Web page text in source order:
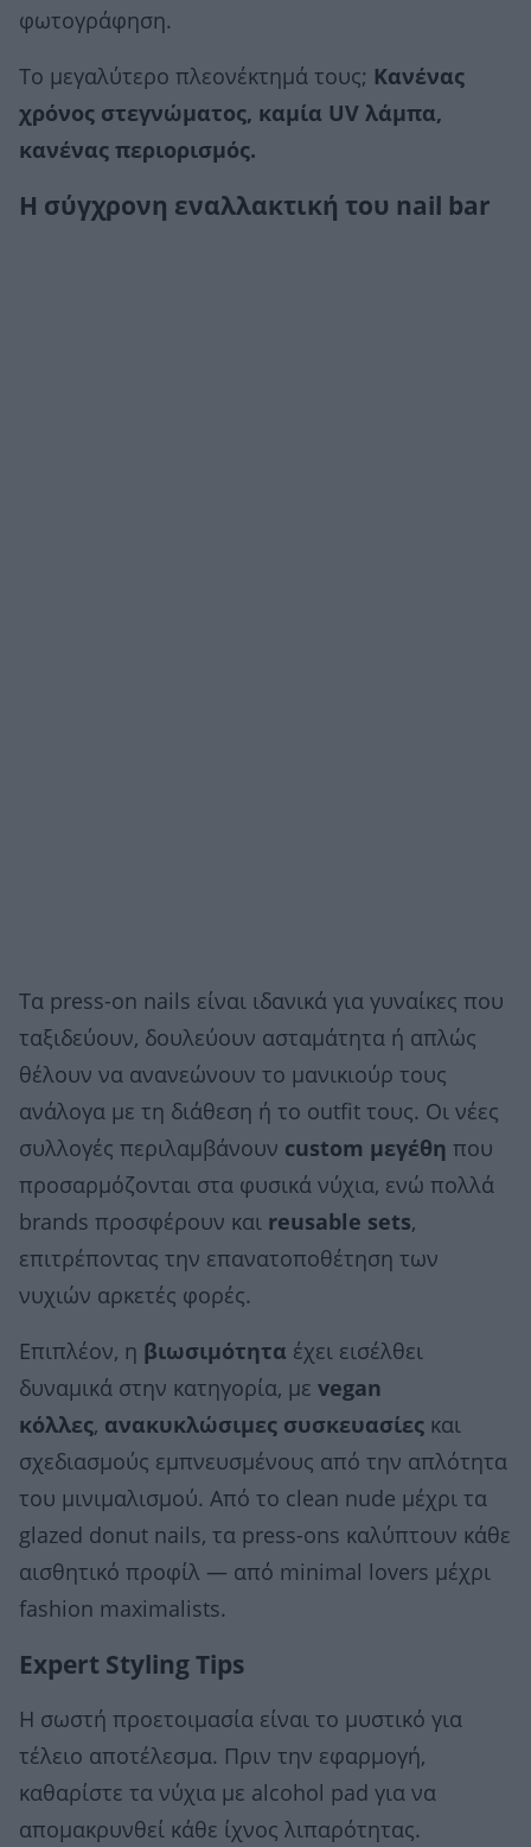
φωτογράφηση.
Το μεγαλύτερο πλεονέκτημά τους; Κανένας
χρόνος στεγνώματος, καμία UV λάμπα,
κανένας περιορισμός.
Η σύγχρονη εναλλακτική του nail bar
Τα press-on nails είναι ιδανικά για γυναίκες που
ταξιδεύουν, δουλεύουν ασταμάτητα ή απλώς
θέλουν να ανανεώνουν το μανικιούρ τους
ανάλογα με τη διάθεση ή το outfit τους. Οι νέες
συλλογές περιλαμβάνουν custom μεγέθη που
προσαρμόζονται στα φυσικά νύχια, ενώ πολλά
brands προσφέρουν και reusable sets,
επιτρέποντας την επανατοποθέτηση των
νυχιών αρκετές φορές.
Επιπλέον, η βιωσιμότητα έχει εισέλθει
δυναμικά στην κατηγορία, με vegan
κόλλες, ανακυκλώσιμες συσκευασίες και
σχεδιασμούς εμπνευσμένους από την απλότητα
του μινιμαλισμού. Από το clean nude μέχρι τα
glazed donut nails, τα press-ons καλύπτουν κάθε
αισθητικό προφίλ — από minimal lovers μέχρι
fashion maximalists.
Expert Styling Tips
Η σωστή προετοιμασία είναι το μυστικό για
τέλειο αποτέλεσμα. Πριν την εφαρμογή,
καθαρίστε τα νύχια με alcohol pad για να
απομακρυνθεί κάθε ίχνος λιπαρότητας.